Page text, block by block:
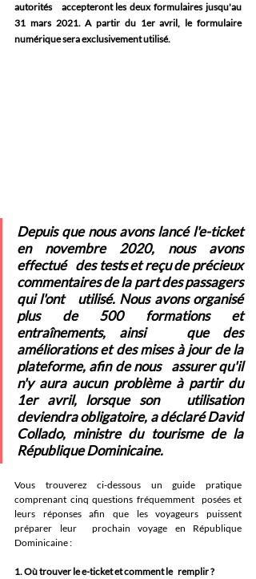
autorités   accepteront les deux formulaires jusqu'au
31 mars 2021. A partir du 1er avril, le formulaire
numérique sera exclusivement utilisé.
Depuis que nous avons lancé l'e-ticket
en novembre 2020, nous avons
effectué   des tests et reçu de précieux
commentaires de la part des passagers
qui l'ont   utilisé. Nous avons organisé
plus de 500 formations et
entraînements, ainsi   que des
améliorations et des mises à jour de la
plateforme, afin de nous   assurer qu'il
n'y aura aucun problème à partir du
1er avril, lorsque son   utilisation
deviendra obligatoire, a déclaré David
Collado, ministre du tourisme de la
République Dominicaine.
Vous trouverez ci-dessous un guide pratique
comprenant cinq questions fréquemment  posées et
leurs réponses afin que les voyageurs puissent
préparer leur  prochain voyage en République
Dominicaine :
1. Où trouver le e-ticket et comment le   remplir ?